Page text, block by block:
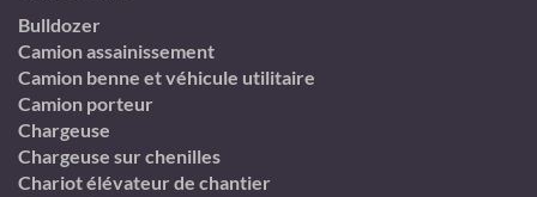
Bulldozer
Camion assainissement
Camion benne et véhicule utilitaire
Camion porteur
Chargeuse
Chargeuse sur chenilles
Chariot élévateur de chantier